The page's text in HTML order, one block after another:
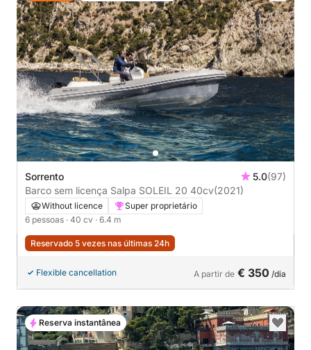
Sorrento 5.0(97)
Barco sem licença Salpa SOLEIL 20 40cv(2021)
Without licence
Super proprietário
6 pessoas · 40 cv · 6.4 m
Reservado 5 vezes nas últimas 24h
Flexible cancellation A partir de € 350 /dia
Reserva instantânea